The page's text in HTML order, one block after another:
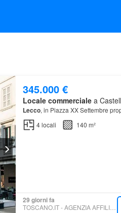
345.000 €
Locale commercialea
Lecco, in Piazza XX Settembre
4locali 140 m²
29 giorni fa
TOSCANO.IT - AGENZIA AFFILIATO TOSCANO LECCO SANTO STEFANO